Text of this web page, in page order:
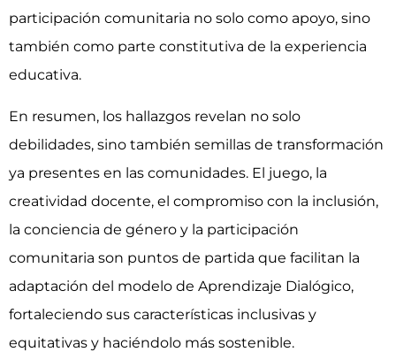
participación comunitaria no solo como apoyo, sino
también como parte constitutiva de la experiencia
educativa.
En resumen, los hallazgos revelan no solo
debilidades, sino también semillas de transformación
ya presentes en las comunidades. El juego, la
creatividad docente, el compromiso con la inclusión,
la conciencia de género y la participación
comunitaria son puntos de partida que facilitan la
adaptación del modelo de Aprendizaje Dialógico,
fortaleciendo sus características inclusivas y
equitativas y haciéndolo más sostenible.